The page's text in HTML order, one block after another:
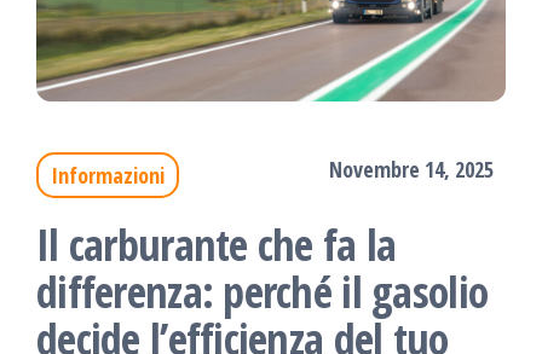
Informazioni Novembre 14, 2025
Il carburante che fa la
differenza: perché il gasolio
decide l’efficienza del tuo